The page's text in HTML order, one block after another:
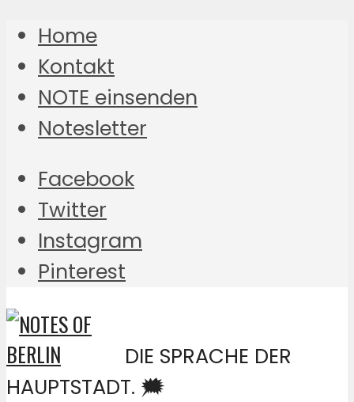
Home
Kontakt
NOTE einsenden
Notesletter
Facebook
Twitter
Instagram
Pinterest
DIE SPRACHE DER
HAUPTSTADT. 🗯️